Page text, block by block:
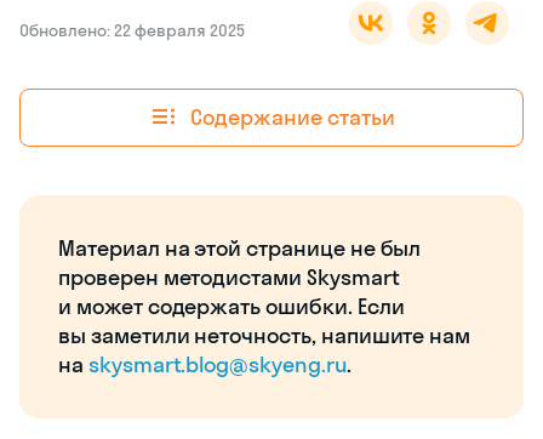
Обновлено: 22 февраля 2025
Содержание статьи
Материал на этой странице не был
проверен методистами Skysmart
и может содержать ошибки. Если
вы заметили неточность, напишите нам
на skysmart.blog@skyeng.ru.